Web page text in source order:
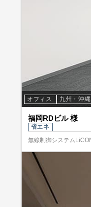
オフィス 九州・沖縄
福岡RDビル 様
省エネ
無線制御システム